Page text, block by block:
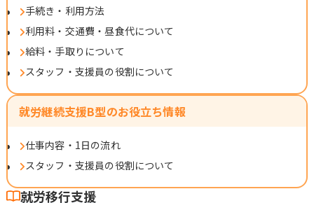
手続き・利用方法
利用料・交通費・昼食代について
給料・手取りについて
スタッフ・支援員の役割について
就労継続支援B型のお役立ち情報
仕事内容・1日の流れ
スタッフ・支援員の役割について
就労移行支援